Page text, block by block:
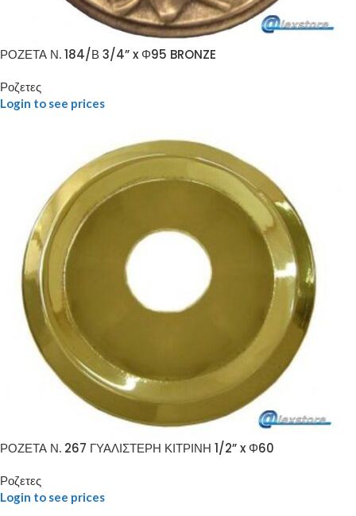
ΡΟΖΕΤΑ Ν. 184/Β 3/4” x Φ95 BRONZE
Ροζετες
Login to see prices
ΡΟΖΕΤΑ Ν. 267 ΓΥΑΛΙΣΤΕΡΗ ΚΙΤΡΙΝΗ 1/2” x Φ60
Ροζετες
Login to see prices